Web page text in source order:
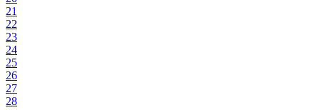
21
22
23
24
25
26
27
28